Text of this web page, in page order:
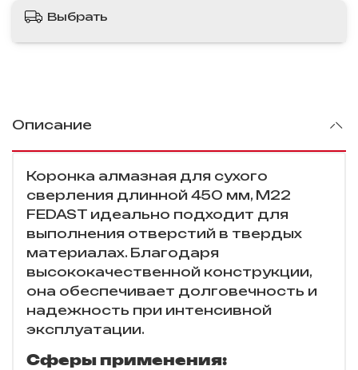
Выбрать
Описание
Коронка алмазная для сухого
сверления длинной 450 мм, M22
FEDAST идеально подходит для
выполнения отверстий в твердых
материалах. Благодаря
высококачественной конструкции,
она обеспечивает долговечность и
надежность при интенсивной
эксплуатации.
Сферы применения: